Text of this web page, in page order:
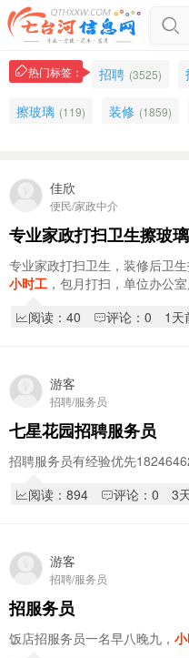
热门标签： 招聘 (3525)
擦玻璃 (119) 装修 (1859)
家政保洁 (76)
老双华 (24) 刷碗 (103)
景丰家园 (123) 二转盘
佳欣
便民/家政中介
专业家政打扫卫生擦玻璃
专业家政打扫卫生，装修后卫
小时工 ，包月打扫，单位办公
阅读：40
评论：0 1天
游客
招聘/服务员
七星花园招聘服务员
招聘服务员有经验优先
阅读：894
评论：0 3
游客
招聘/服务员
招服务员
饭店招服务员一名早八晚九，